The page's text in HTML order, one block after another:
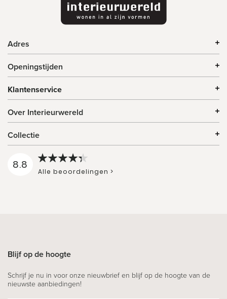
Adres
Openingstijden
Klantenservice
Over Interieurwereld
Collectie
8.8
Alle beoordelingen >
Blijf op de hoogte
Schrijf je nu in voor onze nieuwbrief en blijf op de hoogte van de
nieuwste aanbiedingen!